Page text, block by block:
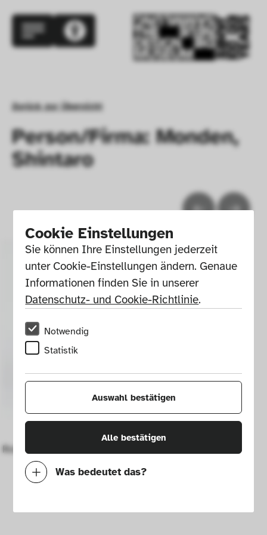
Cookie Einstellungen
Sie können Ihre Einstellungen jederzeit
unter Cookie-Einstellungen ändern. Genaue
Informationen finden Sie in unserer
Datenschutz- und Cookie-Richtlinie.
Notwendig
Statistik
Auswahl bestätigen
Alle bestätigen
Was bedeutet das?
Mit diesen Cookies können wir durch
Zurück zur Übersicht
Person/Firma: Monden,
Shintaro
Rollstuhl Wheeliy